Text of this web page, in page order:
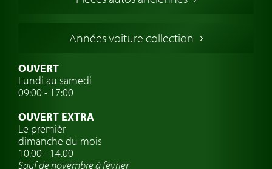
Voitures Allemandes
Voitures Suédoises
Assurance voiture de collection
Clubs de voitures classiques
Atelier de voitures anciennes
Montres de marque de voiture
Années voiture collection
OUVERT
Lundi au samedi
09:00 - 17:00
OUVERT EXTRA
Le premièr
dimanche du mois
10.00 - 14.00
Sauf de novembre à février